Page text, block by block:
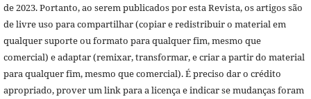
de 2023. Portanto, ao serem publicados por esta Revista, os artigos são
de livre uso para compartilhar (copiar e redistribuir o material em
qualquer suporte ou formato para qualquer fim, mesmo que
comercial) e adaptar (remixar, transformar, e criar a partir do material
para qualquer fim, mesmo que comercial). É preciso dar o crédito
apropriado, prover um link para a licença e indicar se mudanças foram